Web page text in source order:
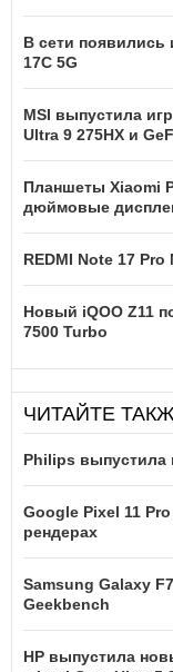
В сети появились
17C 5G
MSI выпустила
Ultra 9 275HX и
Планшеты Xiaomi
дюймовые
REDMI Note 17
Новый iQOO Z11
7500 Turbo
ЧИТАЙТЕ
Philips выпустила
Google Pixel 11
рендерах
Samsung Galaxy
Geekbench
HP выпустила